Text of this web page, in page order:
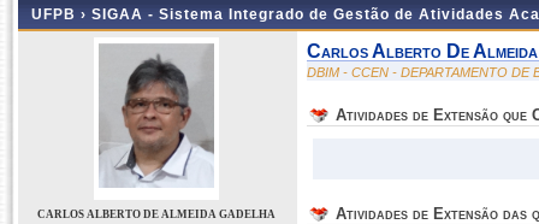
UFPB › SIGAA - Sistema Integrado de Gestão de Atividades
CARLOS ALBERTO DE ALMEIDA GADELHA
Carlos Alberto De Almeida
DBIM - CCEN - DEPARTAMENTO DE
Atividades de Extensão que
Atividades de Extensão das